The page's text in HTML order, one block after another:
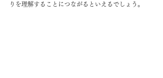
りを理解することにつながるといえるでしょう。